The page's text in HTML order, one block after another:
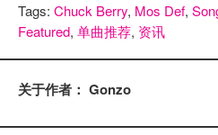
Tags: Chuck Berry, Mos Def,
Featured, 单曲推荐, 资讯
关于作者： Gonzo